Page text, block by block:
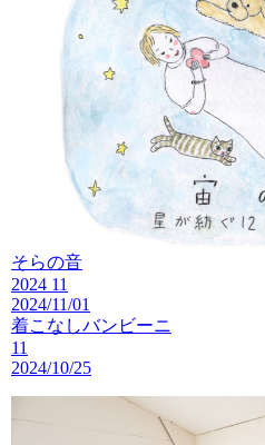
そらの音
2024 11
2024/11/01
着こなしバンビーニ
11
2024/10/25